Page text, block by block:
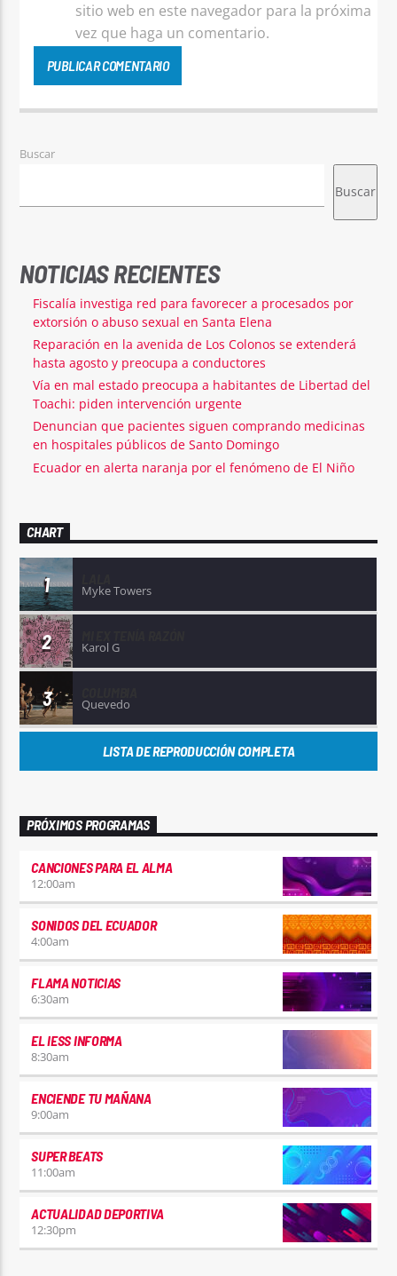
sitio web en este navegador para la próxima
vez que haga un comentario.
Buscar
Buscar
NOTICIAS RECIENTES
Fiscalía investiga red para favorecer a procesados por
extorsión o abuso sexual en Santa Elena
Reparación en la avenida de Los Colonos se extenderá
hasta agosto y preocupa a conductores
Vía en mal estado preocupa a habitantes de Libertad del
Toachi: piden intervención urgente
Denuncian que pacientes siguen comprando medicinas
en hospitales públicos de Santo Domingo
Ecuador en alerta naranja por el fenómeno de El Niño
CHART
1 Myke Towers
2 Karol G
3 Quevedo
LISTA DE REPRODUCCIÓN COMPLETA
PRÓXIMOS PROGRAMAS
CANCIONES PARA EL ALMA
12:00am
SONIDOS DEL ECUADOR
4:00am
FLAMA NOTICIAS
6:30am
EL IESS INFORMA
8:30am
ENCIENDE TU MAÑANA
9:00am
SUPER BEATS
11:00am
ACTUALIDAD DEPORTIVA
12:30pm